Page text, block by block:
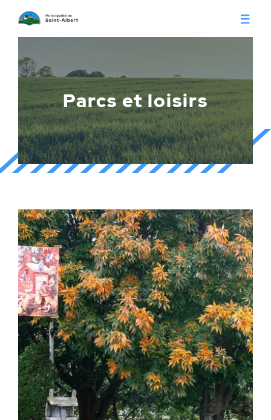
Infos pratiques
Citoyens
Séances du conseil
Appels d'offre
Avis publics
Gestion des déchets
Parcs et loisirs
Réglementation
Santé & sécurité
Travaux publics
Conseil municipal
Calendrier municipal
Publications
Contact
Membres
Parc canin
Parcs et loisirs